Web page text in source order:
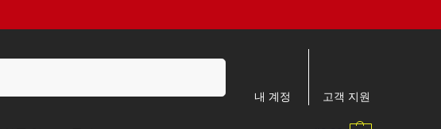
내 계정 고객 지원